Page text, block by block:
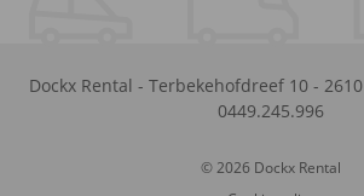
Dockx Rental - Terbekehofdreef 10 - 2610
0449.245.996
© 2026 Dockx Rental